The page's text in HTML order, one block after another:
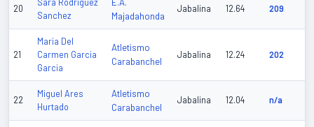
20
Sara Rodriguez
Sanchez
E.A.
Majadahonda
Jabalina 12.64 209
21
Maria Del
Carmen Garcia
Garcia
Atletismo
Carabanchel
Jabalina 12.24 202
22
Miguel Ares
Hurtado
Atletismo
Carabanchel
Jabalina 12.04 n/a